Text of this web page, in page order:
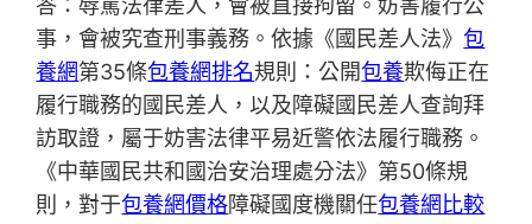
答：辱罵法律差人，會被直接拘留。妨害履行公
事，會被究查刑事義務。依據《國民差人法》包
養網第35條包養網排名規則：公開包養欺侮正在
履行職務的國民差人，以及障礙國民差人查詢拜
訪取證，屬于妨害法律平易近警依法履行職務。
《中華國民共和國治安治理處分法》第50條規
則，對于包養網價格障礙國度機關任包養網比較